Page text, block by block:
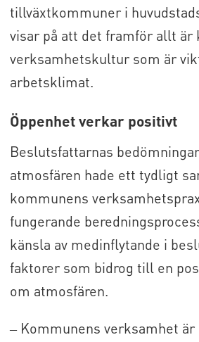
tillväxtkommuner i
visar på att det framför allt är
verksamhetskultur som är
arbetsklimat.
Öppenhet verkar positivt
Beslutsfattarnas
atmosfären hade ett tydligt
kommunens
fungerande
känsla av medinflytande i
faktorer som bidrog till en
om atmosfären.
‒ Kommunens verksamhet